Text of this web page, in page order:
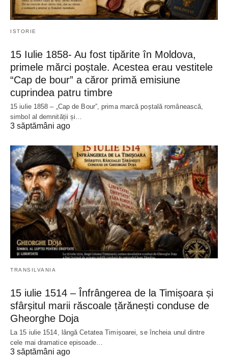
ISTORIE
15 Iulie 1858- Au fost tipărite în Moldova,
primele mărci poștale. Acestea erau vestitele
“Cap de bour” a căror primă emisiune
cuprindea patru timbre
15 iulie 1858 – „Cap de Bour”, prima marcă poștală românească,
simbol al demnității și…
3 săptămâni ago
TRANSILVANIA
15 iulie 1514 – Înfrângerea de la Timișoara și
sfârșitul marii răscoale țărănești conduse de
Gheorghe Doja
La 15 iulie 1514, lângă Cetatea Timișoarei, se încheia unul dintre
cele mai dramatice episoade…
3 săptămâni ago